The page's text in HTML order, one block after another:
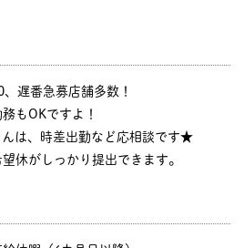
遅番急募店舗多数！
もOKですよ！
は、時差出勤など応相談です★
休がしっかり提出できます。